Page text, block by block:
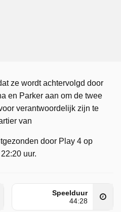
ze wordt achtervolgd door
en Parker aan om de twee
verantwoordelijk zijn te
van
door Play 4 op
uur.
Speelduur
44:28